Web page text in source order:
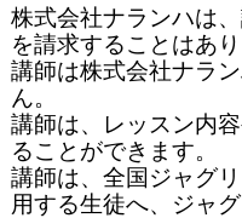
株式会社ナランハは
を請求することはあり
講師は株式会社ナラ
ん。
講師は、レッスン内
ることができます。
講師は、全国ジャグ
用する生徒へ、ジャ